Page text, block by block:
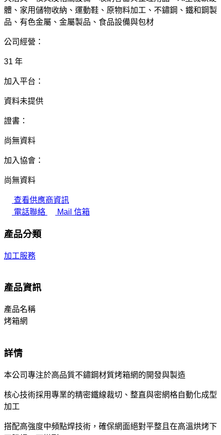
體、家用儲物收納、運動鞋、原物料加工、不鏽鋼、鐵和鋼製
品、有色金屬、金屬製品、食品設備與包材
公司經營：
31 年
加入平台：
資料未提供
證書：
尚無資料
加入協會：
尚無資料
查看供應商資訊
電話聯絡
Mail 信箱
產品分類
加工服務
產品資訊
產品名稱
烤箱網
詳情
本公司專注於高品質不鏽鋼材質烤箱網的開發與製造
核心技術採用專業的精密鐵線裁切、整直與密網格自動化成型
加工
搭配高強度中頻點焊技術，確保網面絕對平整且在高溫烘烤下